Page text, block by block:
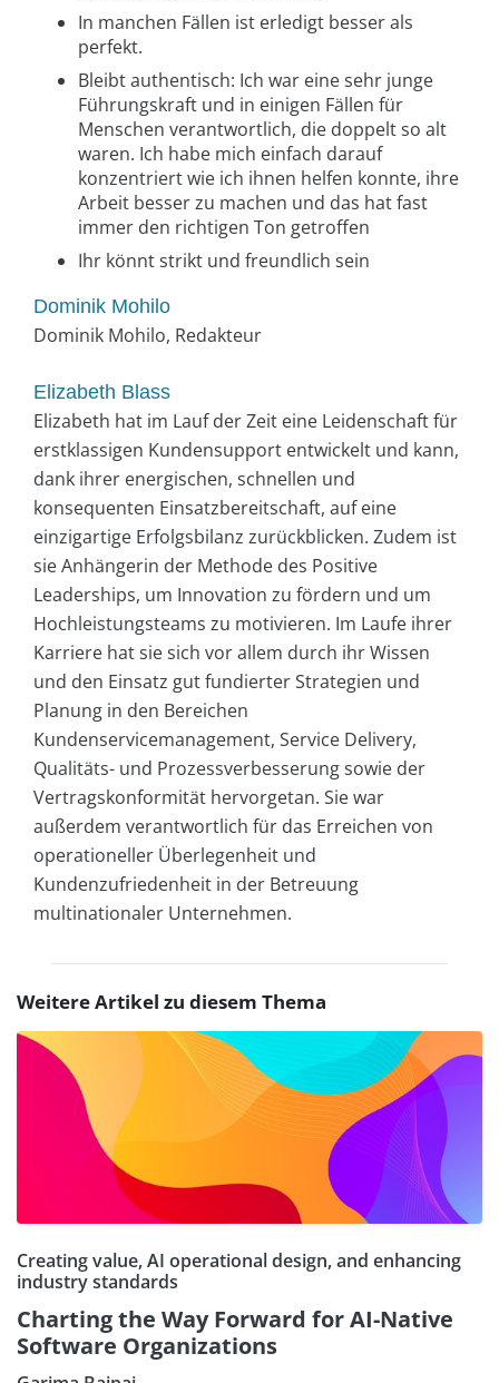
In manchen Fällen ist erledigt besser als
perfekt.
Bleibt authentisch: Ich war eine sehr junge
Führungskraft und in einigen Fällen für
Menschen verantwortlich, die doppelt so alt
waren. Ich habe mich einfach darauf
konzentriert wie ich ihnen helfen konnte, ihre
Arbeit besser zu machen und das hat fast
immer den richtigen Ton getroffen
Ihr könnt strikt und freundlich sein
Dominik Mohilo
Dominik Mohilo, Redakteur
Elizabeth Blass
Elizabeth hat im Lauf der Zeit eine Leidenschaft für
erstklassigen Kundensupport entwickelt und kann,
dank ihrer energischen, schnellen und
konsequenten Einsatzbereitschaft, auf eine
einzigartige Erfolgsbilanz zurückblicken. Zudem ist
sie Anhängerin der Methode des Positive
Leaderships, um Innovation zu fördern und um
Hochleistungsteams zu motivieren. Im Laufe ihrer
Karriere hat sie sich vor allem durch ihr Wissen
und den Einsatz gut fundierter Strategien und
Planung in den Bereichen
Kundenservicemanagement, Service Delivery,
Qualitäts- und Prozessverbesserung sowie der
Vertragskonformität hervorgetan. Sie war
außerdem verantwortlich für das Erreichen von
operationeller Überlegenheit und
Kundenzufriedenheit in der Betreuung
multinationaler Unternehmen.
Weitere Artikel zu diesem Thema
Creating value, AI operational design, and enhancing
industry standards
Charting the Way Forward for AI-Native
Software Organizations